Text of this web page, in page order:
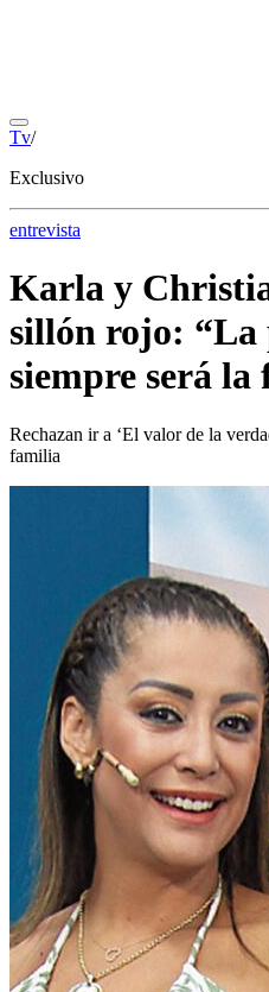
Tv/
Exclusivo
entrevista
Karla y
sillón rojo:
siempre será
Rechazan ir a ‘El valor de la
familia